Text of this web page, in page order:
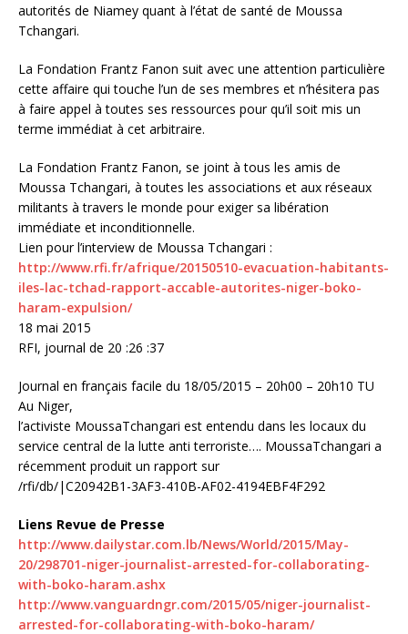
autorités de Niamey quant à l’état de santé de Moussa
Tchangari.
La Fondation Frantz Fanon suit avec une attention particulière
cette affaire qui touche l’un de ses membres et n’hésitera pas
à faire appel à toutes ses ressources pour qu’il soit mis un
terme immédiat à cet arbitraire.
La Fondation Frantz Fanon, se joint à tous les amis de
Moussa Tchangari, à toutes les associations et aux réseaux
militants à travers le monde pour exiger sa libération
immédiate et inconditionnelle.
Lien pour l’interview de Moussa Tchangari :
http://www.rfi.fr/afrique/20150510-evacuation-habitants-
iles-lac-tchad-rapport-accable-autorites-niger-boko-
haram-expulsion/
18 mai 2015
RFI, journal de 20 :26 :37
Journal en français facile du 18/05/2015 – 20h00 – 20h10 TU
Au Niger,
l’activiste MoussaTchangari est entendu dans les locaux du
service central de la lutte anti terroriste…. MoussaTchangari a
récemment produit un rapport sur
/rfi/db/|C20942B1-3AF3-410B-AF02-4194EBF4F292
Liens Revue de Presse
http://www.dailystar.com.lb/News/World/2015/May-
20/298701-niger-journalist-arrested-for-collaborating-
with-boko-haram.ashx
http://www.vanguardngr.com/2015/05/niger-journalist-
arrested-for-collaborating-with-boko-haram/